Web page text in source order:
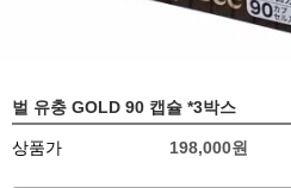
벌 유충 GOLD 90 캡슐 *3박스
상품가 198,000원